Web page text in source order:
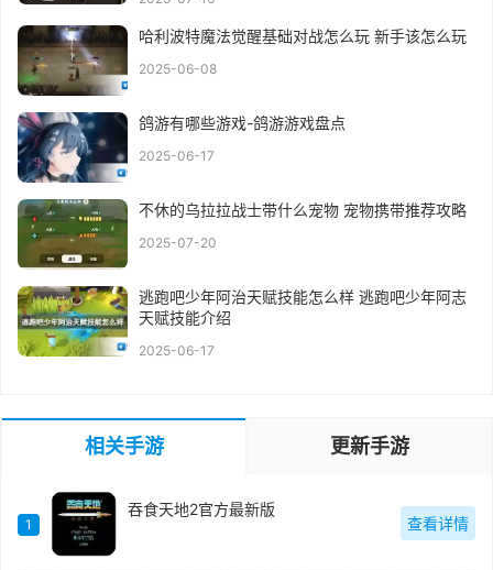
哈利波特魔法觉醒基础对战怎么玩 新手该怎么玩
2025-06-08
鸽游有哪些游戏-鸽游游戏盘点
2025-06-17
不休的乌拉拉战士带什么宠物 宠物携带推荐攻略
2025-07-20
逃跑吧少年阿治天赋技能怎么样 逃跑吧少年阿志
天赋技能介绍
2025-06-17
相关手游 更新手游
1
吞食天地2官方最新版
查看详情